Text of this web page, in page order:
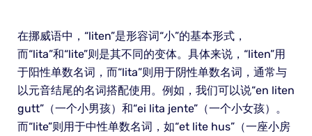
在挪威语中，“liten”是形容词“小”的基本形式，
而“lita”和“lite”则是其不同的变体。具体来说，“liten”用
于阳性单数名词，而“lita”则用于阴性单数名词，通常与
以元音结尾的名词搭配使用。例如，我们可以说“en liten
gutt”（一个小男孩）和“ei lita jente”（一个小女孩）。
而“lite”则用于中性单数名词，如“et lite hus”（一座小房